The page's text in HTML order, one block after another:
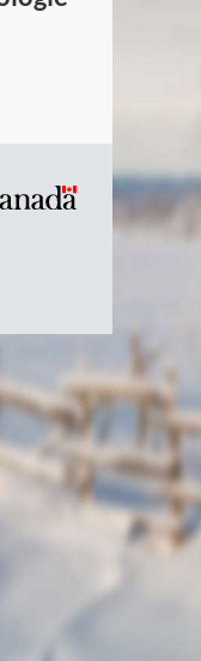
Symbole
Canada